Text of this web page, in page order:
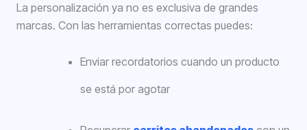
La personalización ya no es exclusiva de grandes
marcas. Con las herramientas correctas puedes:
Enviar recordatorios cuando un producto
se está por agotar